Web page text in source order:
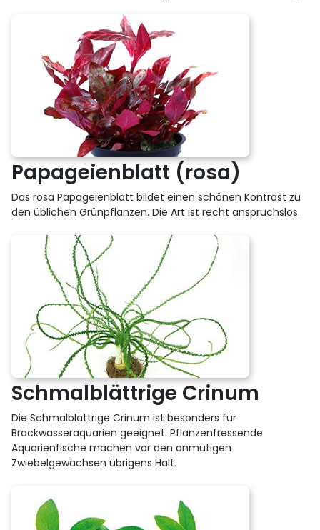
Papageienblatt (rosa)
Das rosa Papageienblatt bildet einen schönen Kontrast zu
den üblichen Grünpflanzen. Die Art ist recht anspruchslos.
Schmalblättrige Crinum
Die Schmalblättrige Crinum ist besonders für
Brackwasseraquarien geeignet. Pflanzenfressende
Aquarienfische machen vor den anmutigen
Zwiebelgewächsen übrigens Halt.